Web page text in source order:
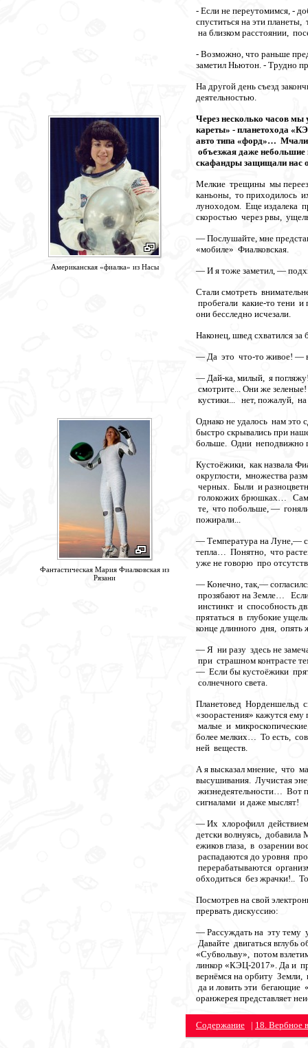
Американская «фиалка» из Насы
Фантастическая Мария Фиалковская из
Рязани
- Если не переутомимся, -
спуститься на эти
на близком расстоянии,
- Возможно, что раньше
заметил Ньютон. - Трудно
На другой день съезд
деятельностью.
Через несколько часов мы
кареты» - планетохода
авто типа «форд»…
объезжая даже
скафандры защищали нас
Мелкие трещины мы
каньоны, то приходилось
луноходом. Еще издалека
скоростью через рвы,
— Послушайте, мне
«мобиле» Фиалковская.
— И я тоже заметил, —
Стали смотреть
пробегали какие-то тени
они бесследно исчезали.
Наконец, швед схватился
— Да это что-то живое! —
— Дай-ка, милый, я
смотрите... Они же
кустики... нет, пожалуй,
Однако не удалось нам
быстро скрывались при
больше. Одни неподвижно
Кустоёжики, как назвала
округлости, множества
черных. Были и
голокожих брюшках…
те, что побольше, —
пожирали...
— Температура на Луне,—
тепла… Понятно, что
уже не говорю про
— Конечно, так,—
прозябают на Земле…
инстинкт и способность
прятаться в глубокие
конце длинного дня, опять
— Я ни разу здесь не
при страшном контрасте
— Если бы кустоёжики
солнечного света.
Планетовед Норденшельд
«зоорастения» кажутся
малые и
более мелких… То есть,
ней веществ.
А я высказал мнение, что
высушивания. Лучистая
жизнедеятельности… Вот
сигналами и даже мыслят!
— Их хлорофилл действием
детски волнуясь,
ежиков глаза, в озарении
распадаются до уровня
перерабатываются
обходиться без жрачки!..
Посмотрев на свой
прервать дискуссию:
— Рассуждать на эту тему
Давайте двигаться вглубь
«Субвольву», потом
линкор «КЭЦ-2017». Да и
вернёмся на орбиту
да и ловить эти бегающие
оранжерея представляет
Содержание | 18. Вербное